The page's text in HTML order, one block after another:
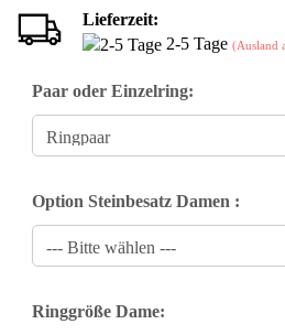
Lieferzeit:
2-5 Tage (Ausland
Paar oder Einzelring:
Option Steinbesatz Damen :
Ringgröße Dame: